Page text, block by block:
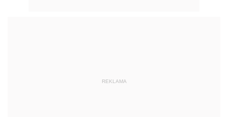
REKLAMA